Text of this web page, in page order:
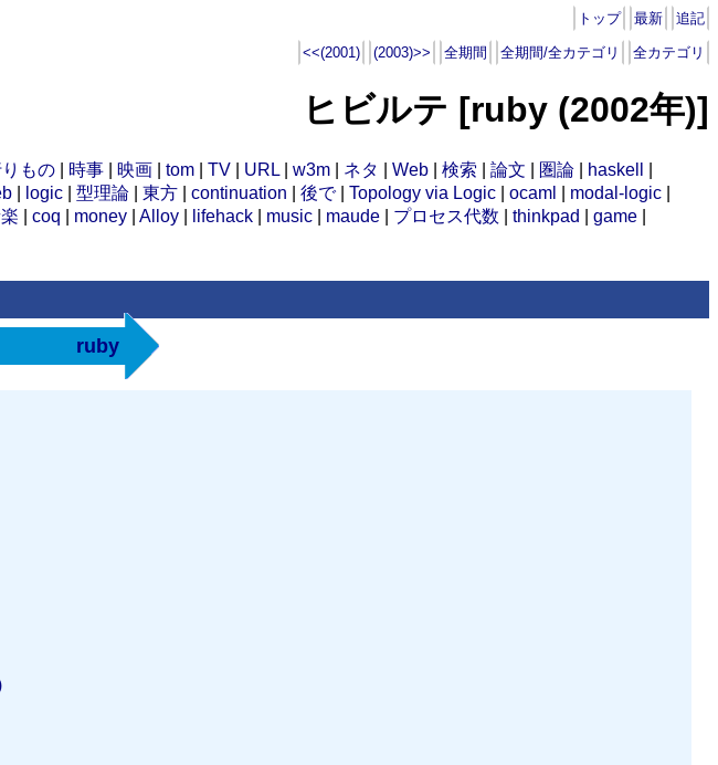
トップ 最新 追記
<<(2001) (2003)>> 全期間 全期間/全カテゴリ 全カテゴリ
ヒビルテ [ruby (2002年)]
もの 時事 映画 tom TV URL w3m ネタ Web 検索 論文 圏論 haskell
logic 型理論 東方 continuation 後で| Topology via Logic ocaml modal-logic
coq money Alloy lifehack music maude プロセス代数 thinkpad game
ruby